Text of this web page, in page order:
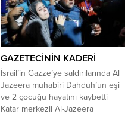
yaralandığını duyurdu. Açıklamada
4 teröristin ise etkisiz hale
getirildiği belirtildi. Milli Savunma
Bakanlığından yapılan açıklamada,
şunlar kaydedildi: Irak’ın
kuzeyinde,...
GAZETECİNİN KADERİ
İsrail’in Gazze’ye saldırılarında Al
Jazeera muhabiri Dahduh’un eşi
ve 2 çocuğu hayatını kaybetti
Katar merkezli Al-Jazeera